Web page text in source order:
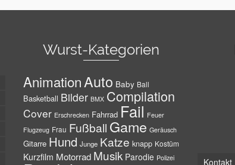
Wurst-Kategorien
AnimationAuto Baby Ball
Basketball Bilder BMX Compilation
Cover Erschrecken Fahrrad Fail Feuer
Flugzeug Frau Fußball Game Geräusch
Gitarre Hund Junge Katze knapp Kostüm
Kurzfilm Motorrad Musik Parodie Polizei Kontakt